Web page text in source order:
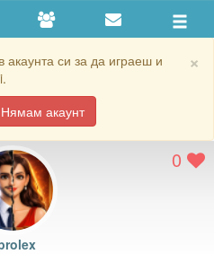
×
си за да играеш и
Нямам акаунт
0